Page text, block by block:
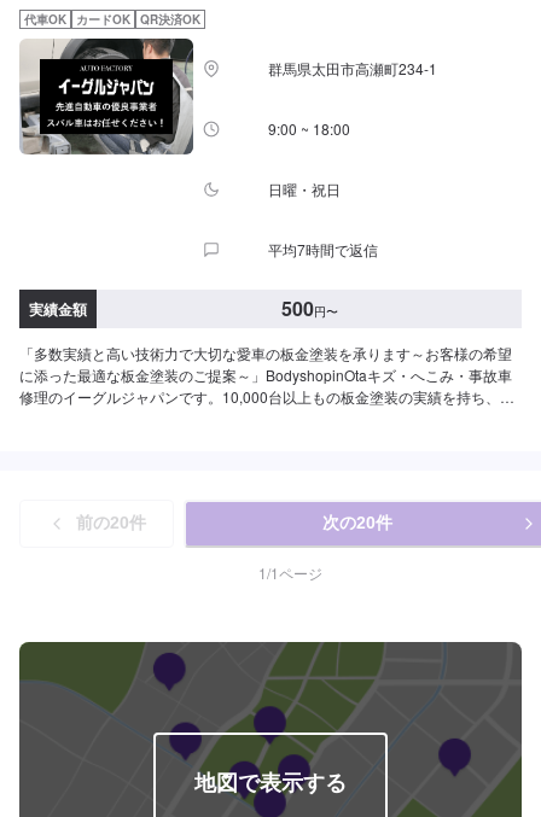
休日・営業時間>定休日：年中無休（大型連休のみ休み）営業時間：
9:00~21:00<輸入車のご注意>修理作業時に部品が必要な場合、一般的に国内
に流通している部品以外は本国取り寄せとなるため、作業完了までにお時間
をいただく場合がございます。また車の性質上、追加部品・作業が必要とな
るケースがあり、その場合は都度ご連絡をさせていただきます。
代車OK カードOK QR決済OK
群馬県太田市高瀬町234-1
9:00 ~ 18:00
日曜・祝日
平均7時間で返信
実績金額 500円〜
「多数実績と高い技術力で大切な愛車の板金塗装を承ります～お客様の希望
に添った最適な板金塗装のご提案～」BodyshopinOtaキズ・へこみ・事故車
修理のイーグルジャパンです。10,000台以上もの板金塗装の実績を持ち、太
｢なるべく費用を抑えて修理をしたい｣というご要望に対しても、最大限尊重
した上で、長年培った技術力を駆使して最適な方法のご提案をさせていただ
きます。スバル車に関しましては他社様でお断りされる様な内容でも承って
います。ぜひ、お問い合わせください！--------------------------------------------------
め、ご了承ください。-----パーツ持ち込みについて-----パーツの持ち込み可能
です。オファーにて詳細をお願い致します。-----代車について-----無料の代車
をご用意しています。お車の作業中は代車をご利用ください。※代車の燃料代
はお客様にご負担いただいております。-----ご来店時の注意、受付方法-----当
工場は竹のくら様を過ぎ左手にMMM様の看板がある所を右折していただけれ
ば工場があります。旗竿地の為、分かりにくい場合がございます。ご不明な
場合はお電話いただければと思います。入庫の際はお気をつけてお越しくだ
さい。駐車スペースは事務所前の空いているスペースに駐車してください。
前の20件 次の20件
1/1ページ
地図で表示する